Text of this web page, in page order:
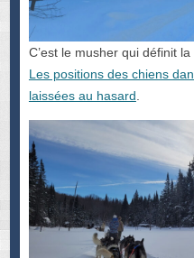
C’est le musher qui définit
Les positions des chiens
laissées au hasard